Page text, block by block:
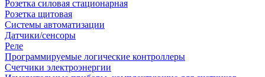
Розетка силовая стационарная
Розетка щитовая
Системы автоматизации
Датчики/сенсоры
Реле
Программируемые логические контроллеры
Счетчики электроэнергии